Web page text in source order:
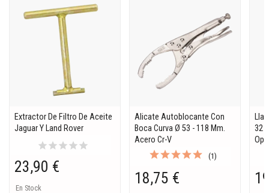
Extractor De Filtro De Aceite
Jaguar Y Land Rover
starstarstarstarstar
23,90 €
En Stock
Alicate Autoblocante Con
Boca Curva Ø 53 - 118 Mm.
Acero Cr-V
(1)
18,75 €
32